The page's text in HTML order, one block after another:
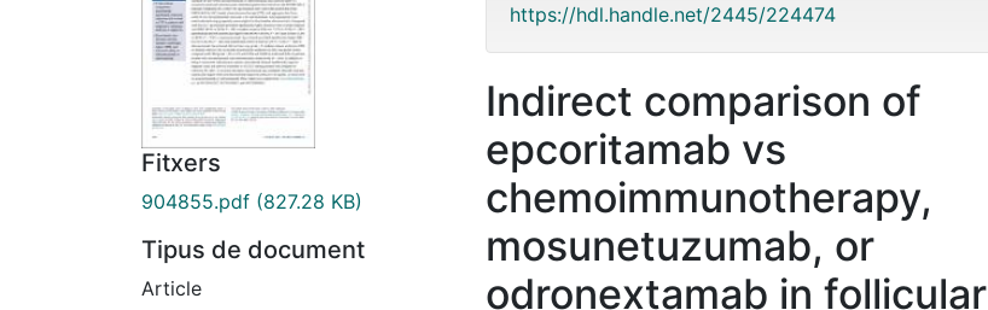
Fitxers
904855.pdf (827.28 KB)
Tipus de document
Article
https://hdl.handle.net/2445/224474
Indirect comparison of
epcoritamab vs
chemoimmunotherapy,
mosunetuzumab, or
odronextamab in follicular